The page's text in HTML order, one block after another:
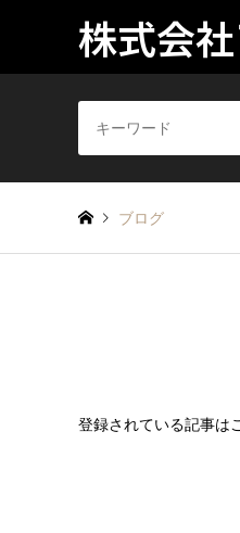
株式会
ブログ
登録されている記事は